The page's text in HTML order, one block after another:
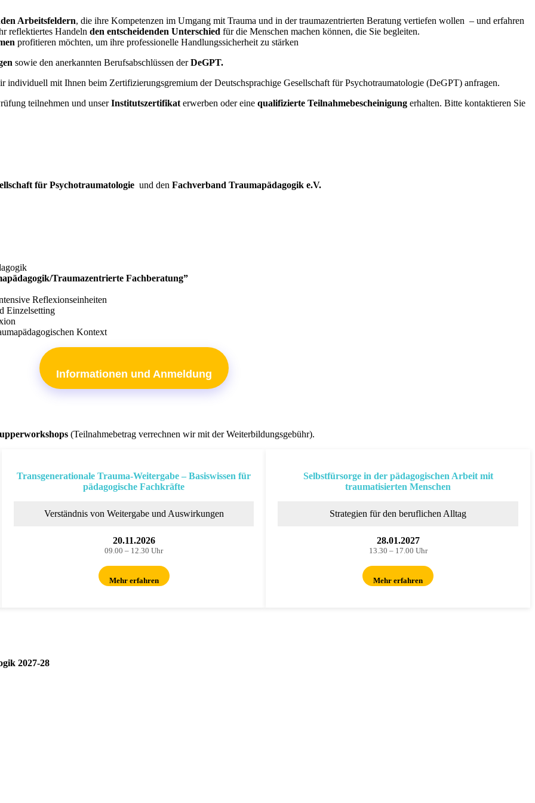
Arbeitsfeldern, die ihre Kompetenzen im Umgang mit Trauma und in der traumazentrierten Beratung vertiefen wollen – und erfahren
reflektiertes Handeln den entscheidenden Unterschied für die Menschen machen können, die Sie begleiten.
profitieren möchten, um ihre professionelle Handlungssicherheit zu stärken
sowie den anerkannten Berufsabschlüssen derDeGPT.
individuell mit Ihnen beim Zertifizierungsgremium der Deutschsprachige Gesellschaft für Psychotraumatologie (DeGPT) anfragen.
teilnehmen und unserInstitutszertifikat erwerben oder eine qualifizierte Teilnahmebescheinigung erhalten. Bitte kontaktieren Sie
für Psychotraumatologie und den Fachverband Traumapädagogik e.V.
Traumazentrierte Fachberatung”
Reflexionseinheiten
Einzelsetting
Kontext
Informationen und Anmeldung
(Teilnahmebetrag verrechnen wir mit der Weiterbildungsgebühr).
Transgenerationale Trauma-Weitergabe – Basiswissen für
pädagogische Fachkräfte
Verständnis von Weitergabe und Auswirkungen
20.11.2026
09.00 – 12.30 Uhr
Mehr erfahren
Selbstfürsorge in der pädagogischen Arbeit mit
traumatisierten Menschen
Strategien für den beruflichen Alltag
28.01.2027
13.30 – 17.00 Uhr
Mehr erfahren
2027-28